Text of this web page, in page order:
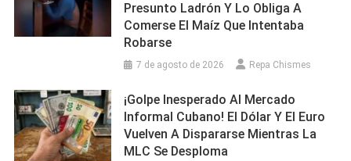
Presunto Ladrón Y Lo Obliga A
Comerse El Maíz Que Intentaba
Robarse
7 de agosto de 2026 Repa Chismes
¡Golpe Inesperado Al Mercado
Informal Cubano! El Dólar Y El Euro
Vuelven A Dispararse Mientras La
MLC Se Desploma